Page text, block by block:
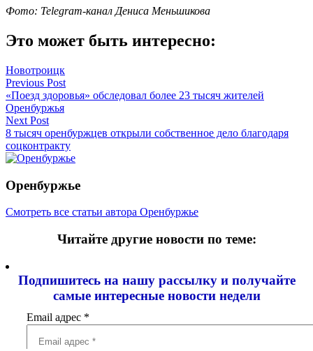
Фото: Telegram-канал Дениса Меньшикова
Это может быть интересно:
Новотроицк
Навигация
по
записям
Previous Post
«Поезд здоровья» обследовал более 23 тысяч жителей
Оренбуржья
Next Post
8 тысяч оренбуржцев открыли собственное дело благодаря
соцконтракту
Оренбуржье
Смотреть все статьи автора Оренбуржье
Читайте другие новости по теме:
Подпишитесь на нашу рассылку и получайте
самые интересные новости недели
Email адрес *